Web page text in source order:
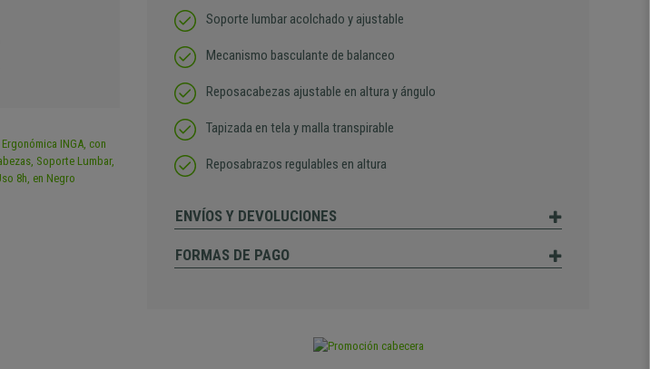
Soporte lumbar acolchado y ajustable
Mecanismo basculante de balanceo
Reposacabezas ajustable en altura y ángulo
Tapizada en tela y malla transpirable
Reposabrazos regulables en altura
ENVÍOS Y DEVOLUCIONES
FORMAS DE PAGO